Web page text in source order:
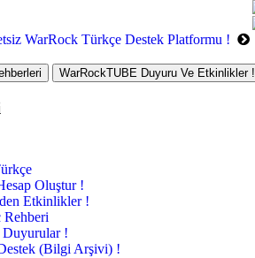
WarRock Türkçe Destek Platformu !
WarRockTUBE Duyuru Ve Etkinlikler !
Oluştur !
Etkinlikler !
Rehberi
Duyurular !
(Bilgi Arşivi) !